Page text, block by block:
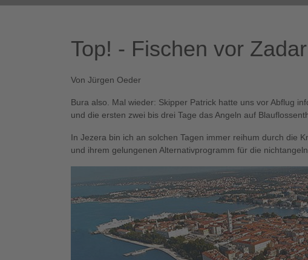
Top! - Fischen vor
Von Jürgen Oeder
Bura also. Mal wieder: Skipper Patrick hatte uns vor Abflug
und die ersten zwei bis drei Tage das Angeln auf
In Jezera bin ich an solchen Tagen immer reihum durch die
und ihrem gelungenen Alternativprogramm für die